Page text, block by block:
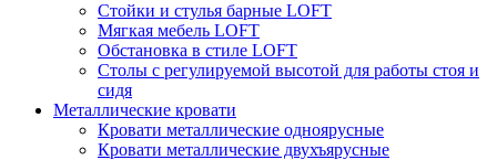
Стойки и стулья барные LOFT
Мягкая мебель LOFT
Обстановка в стиле LOFT
Столы с регулируемой высотой для работы стоя и
сидя
Металлические кровати
Кровати металлические одноярусные
Кровати металлические двухъярусные